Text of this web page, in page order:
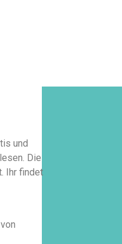
und
Die
Ihr findet